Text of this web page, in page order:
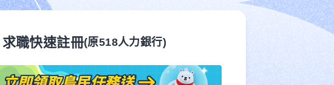
求職快速註冊(原518人力銀行)